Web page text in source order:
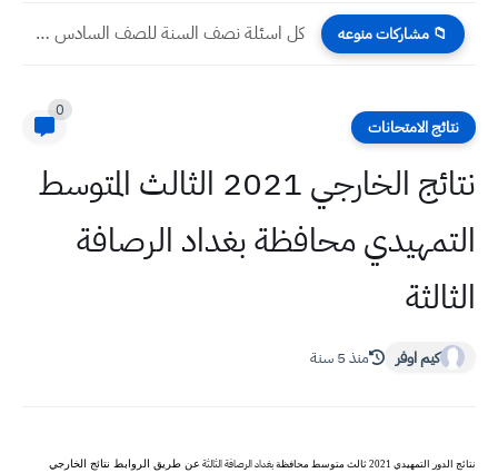
📁 مشاركات منوعه كل اسئلة نصف السنة للصف السادس الابتدائي 2023 مع الحل
نتائج الامتحانات
0
نتائج الخارجي 2021 الثالث المتوسط
التمهيدي محافظة بغداد الرصافة
الثالثة
كيم اوفر منذ 5 سنة
نتائج الدور التمهيدي 2021 ثالث متوسط محافظة بغداد الرصافة الثالثة عن طريق الروابط نتائج الخارجي